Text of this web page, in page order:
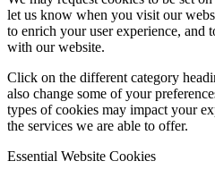
let us know when you visit our
to enrich your user experience, and
with our website.
Click on the different category
also change some of your
types of cookies may impact your
the services we are able to offer.
Essential Website Cookies